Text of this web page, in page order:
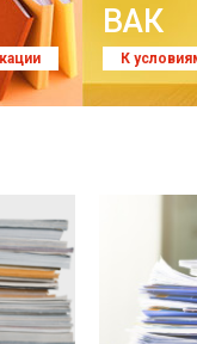
ВАК
К